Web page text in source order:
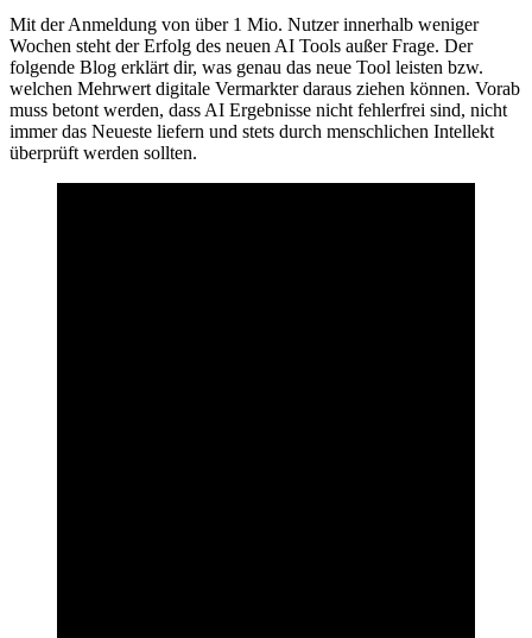
Mit der Anmeldung von über 1 Mio. Nutzer innerhalb weniger
Wochen steht der Erfolg des neuen AI Tools außer Frage. Der
folgende Blog erklärt dir, was genau das neue Tool leisten bzw.
welchen Mehrwert digitale Vermarkter daraus ziehen können. Vorab
muss betont werden, dass AI Ergebnisse nicht fehlerfrei sind, nicht
immer das Neueste liefern und stets durch menschlichen Intellekt
überprüft werden sollten.